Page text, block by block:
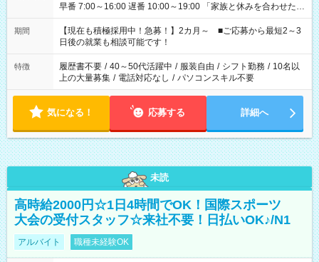
早番 7:00～16:00 遅番 10:00～19:00 「家族と休みを合わせた
い」 「余裕を持って夕飯の準備がしたい」 「できれば残業はし
たくない」 など、ご希望を教えてくださいね。 ※Wワーク希望
の方へ 今ご覧のお仕事で希望する勤務時間と、もう1つのお仕事
の勤務時間。 合計で週40時間を超える場合は応募できません。
期間
【現在も積極採用中！急募！】2カ月～ ■ご応募から最短2～3
日後の就業も相談可能です！
特徴 履歴書不要 / 40～50代活躍中 / 服装自由 / シフト勤務 / 10名以
上の大量募集 / 電話対応なし / パソコンスキル不要
気になる！ 応募する 詳細へ
未読
高時給2000円☆1日4時間でOK！国際スポーツ
大会の受付スタッフ☆来社不要！日払いOK♪/N1
アルバイト 職種未経験OK